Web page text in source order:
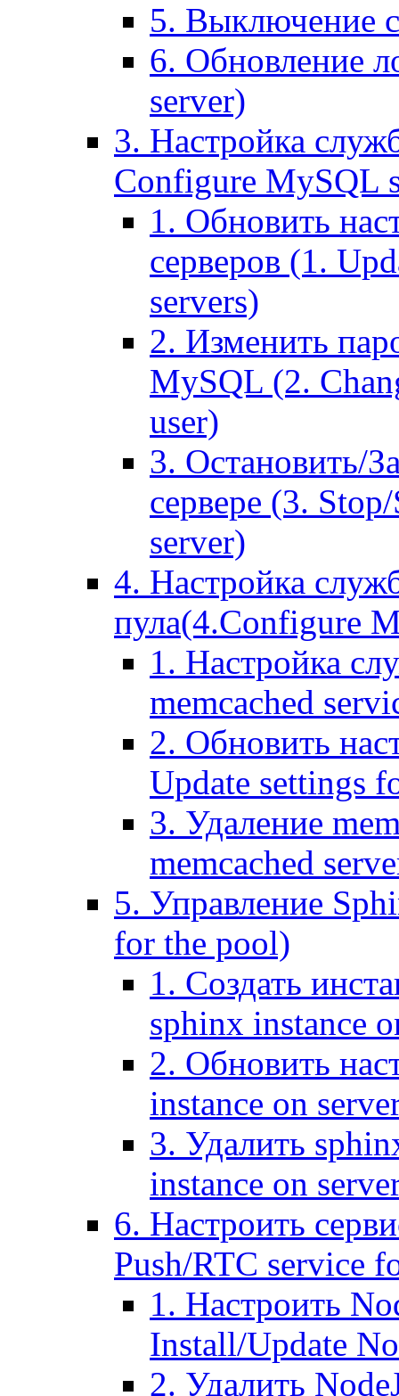
5. Выключение
6. Обновление
server)
3. Настройка
Configure MySQL
1. Обновить
серверов (1.
servers)
2. Изменить
MySQL (2.
user)
3. Остановить/
сервере (3.
server)
4. Настройка
пула(4.Configure
1. Настройка
memcached
2. Обновить
Update settings
3. Удаление
memcached
5. Управление
for the pool)
1. Создать
sphinx instance
2. Обновить
instance on
3. Удалить
instance on
6. Настроить
Push/RTC service
1. Настроить
Install/Update
2. Удалить